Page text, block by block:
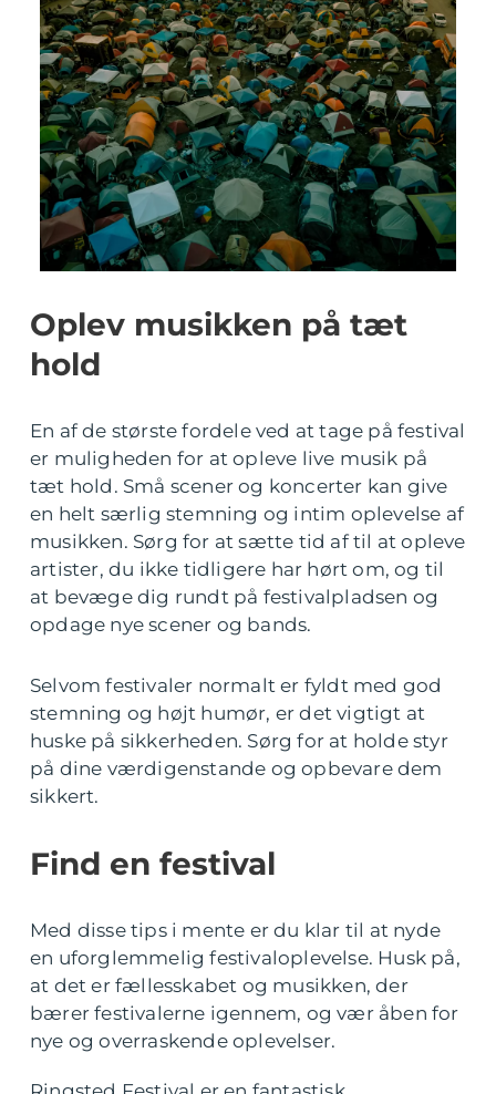
Oplev musikken på tæt
hold
En af de største fordele ved at tage på festival
er muligheden for at opleve live musik på
tæt hold. Små scener og koncerter kan give
en helt særlig stemning og intim oplevelse af
musikken. Sørg for at sætte tid af til at opleve
artister, du ikke tidligere har hørt om, og til
at bevæge dig rundt på festivalpladsen og
opdage nye scener og bands.
Selvom festivaler normalt er fyldt med god
stemning og højt humør, er det vigtigt at
huske på sikkerheden. Sørg for at holde styr
på dine værdigenstande og opbevare dem
sikkert.
Find en festival
Med disse tips i mente er du klar til at nyde
en uforglemmelig festivaloplevelse. Husk på,
at det er fællesskabet og musikken, der
bærer festivalerne igennem, og vær åben for
nye og overraskende oplevelser.